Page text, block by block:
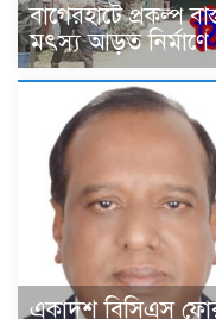
বাগেরহাটে প্রকল্প
মৎস্য আড়ত
একাদশ বিসিএস